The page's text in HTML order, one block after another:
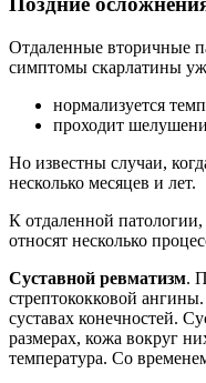
Отдаленные вторичные
симптомы скарлатины
нормализуется
проходит
Но известны случаи,
несколько месяцев и лет.
К отдаленной
относят несколько
Суставной ревматизм.
стрептококковой
суставах конечностей.
размерах, кожа вокруг
температура. Со